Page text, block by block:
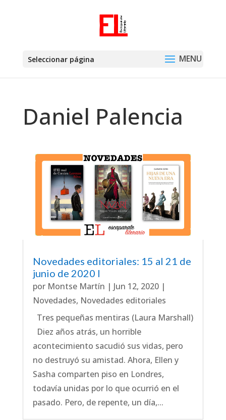
Seleccionar página
Daniel Palencia
Novedades editoriales: 15 al 21 de
junio de 2020 I
por Montse Martín | Jun 12, 2020|
Novedades, Novedades editoriales
Tres pequeñas mentiras (Laura Marshall)
Diez años atrás, un horrible
acontecimiento sacudió sus vidas, pero
no destruyó su amistad. Ahora, Ellen y
Sasha comparten piso en Londres,
todavía unidas por lo que ocurrió en el
pasado. Pero, de repente, un día,...